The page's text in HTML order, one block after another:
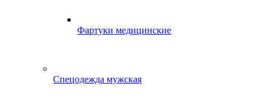
Фартуки медицинские
Спецодежда мужская